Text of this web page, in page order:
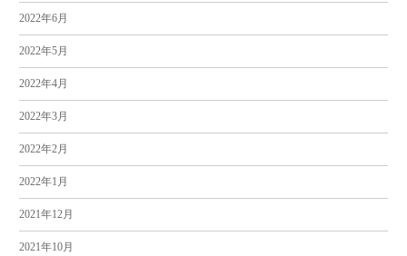
2022年6月
2022年5月
2022年4月
2022年3月
2022年2月
2022年1月
2021年12月
2021年10月